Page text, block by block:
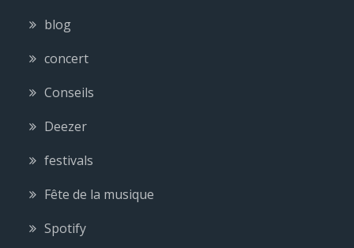
blog
concert
Conseils
Deezer
festivals
Fête de la musique
Spotify